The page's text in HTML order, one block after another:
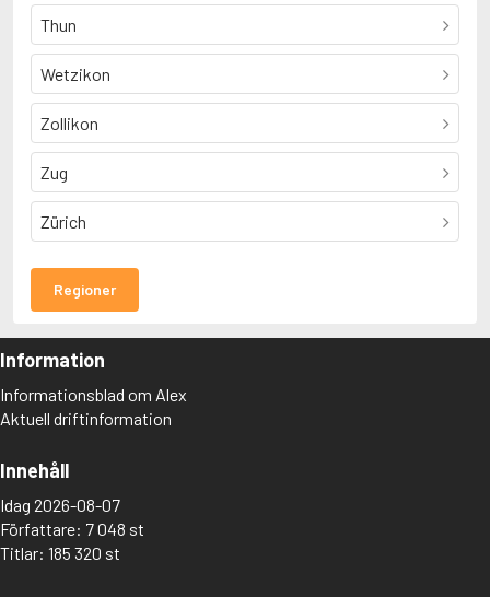
Thun
Wetzikon
Zollikon
Zug
Zürich
Regioner
Information
Informationsblad om Alex
Aktuell driftinformation
Innehåll
Idag 2026-08-07
Författare: 7 048 st
Titlar: 185 320 st